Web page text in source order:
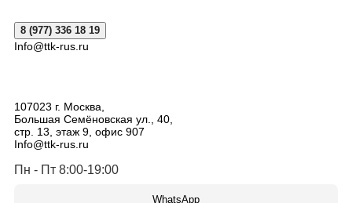
8 (977) 336 18 19
Info@ttk-rus.ru
107023 г. Москва,
Большая Семёновская ул., 40,
стр. 13, этаж 9, офис 907
Info@ttk-rus.ru
Пн - Пт 8:00-19:00
WhatsApp